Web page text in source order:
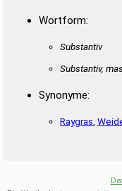
Wortform:
Substantiv
Substantiv,
Synonyme:
Raygras